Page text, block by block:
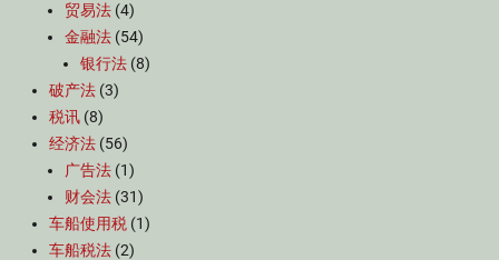
贸易法 (4)
金融法 (54)
银行法 (8)
破产法 (3)
税讯 (8)
经济法 (56)
广告法 (1)
财会法 (31)
车船使用税 (1)
车船税法 (2)